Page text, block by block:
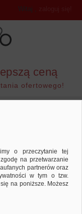
ceną
ofertowego!
Witaj ,
Segregatory ringowe
DONAU, PP,
o przeczytanie tej
na przetwarzanie
partnerów oraz
w tym o tzw.
na poniższe. Możesz